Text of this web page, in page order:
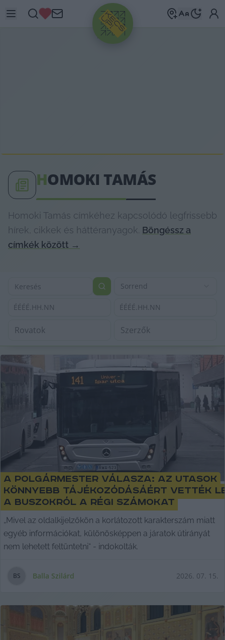
HIRDETÉS
HOMOKI TAMÁS
Homoki Tamás címkéhez kapcsolódó legfrissebb
hírek, cikkek és háttéranyagok. Böngéssz a
címkék között →
Sorrend
ÉÉÉÉ.HH.NN ÉÉÉÉ.HH.NN
A polgármester válasza: az utasok
könnyebb tájékozódásáért vették
a buszokról a régi számokat
„Mivel az oldalkijelzőkön a korlátozott karakterszám miatt
egyéb információkat, különösképpen a járatok útirányát
nem lehetett feltüntetni“ - indokolták.
BS Balla Szilárd 2026. 07. 15.